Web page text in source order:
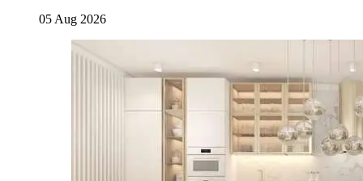
05 Aug 2026